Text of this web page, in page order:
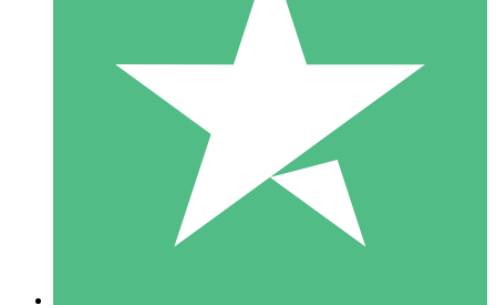
Paquetes de Créditos Individuales
Paga según el uso con créditos de descarga. Sin compromiso
10 00